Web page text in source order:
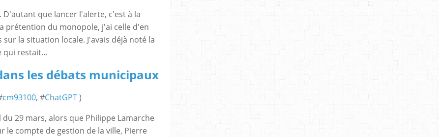
D'autant que lancer l'alerte, c'est à la
prétention du monopole, j'ai celle d'en
la situation locale. J'avais déjà noté la
qui restait...
les débats municipaux
cm93100, #ChatGPT)
29 mars, alors que Philippe Lamarche
le compte de gestion de la ville, Pierre